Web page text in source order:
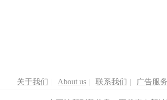
关于我们 | About us | 联系我们 | 广告服务